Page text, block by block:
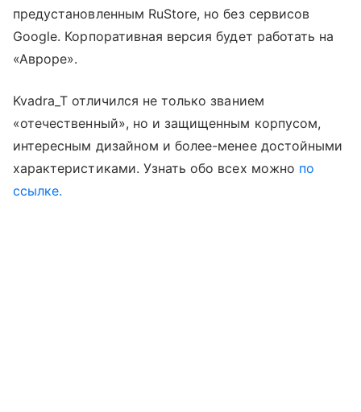
предустановленным RuStore, но без сервисов
Google. Корпоративная версия будет работать на
«Авроре».
Kvadra_T отличился не только званием
«отечественный», но и защищенным корпусом,
интересным дизайном и более-менее достойными
характеристиками. Узнать обо всех можно по
ссылке.